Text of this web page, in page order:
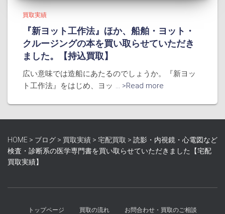
買取実績
『新ヨット工作法』ほか、船舶・ヨット・
クルージングの本を買い取らせていただき
ました。【持込買取】
広い意味では造船にあたるのでしょうか。『新ヨッ
ト工作法』をはじめ、ヨッ ... >Read more
HOME > ブログ > 買取実績 > 宅配買取 > 読影・内視鏡・心電図など
検査・診断系の医学専門書を買い取らせていただきました【宅配
買取実績】
トップページ 買取の流れ お問合わせ・買取のご相談